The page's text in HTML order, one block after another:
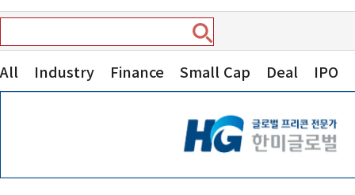
All Industry Finance Small Cap Deal IPO